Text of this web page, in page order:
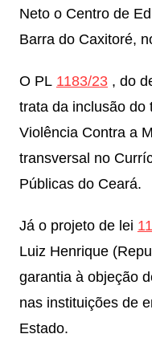
Neto o Centro de
Barra do Caxitoré,
O PL 1183/23, do
trata da inclusão do
Violência Contra a
transversal no
Públicas do Ceará.
Já o projeto de lei
Luiz Henrique
garantia à objeção
nas instituições de
Estado.